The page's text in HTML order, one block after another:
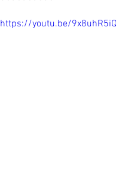
https://youtu.be/